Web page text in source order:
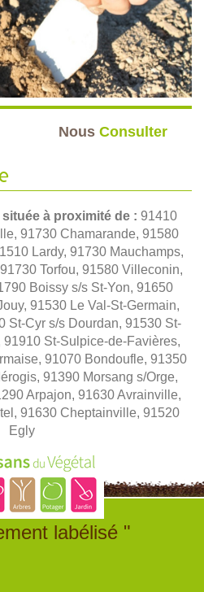
Nous Consulter
à proximité de : 91410
91730 Chamarande, 91580
Lardy, 91730 Mauchamps,
Torfou, 91580 Villeconin,
Boissy s/s St-Yon, 91650
91530 Le Val-St-Germain,
St-Cyr s/s Dourdan, 91530 St-
91910 St-Sulpice-de-Favières,
91070 Bondoufle, 91350
91390 Morsang s/Orge,
Arpajon, 91630 Avrainville,
91630 Cheptainville, 91520
Egly
labélisé "